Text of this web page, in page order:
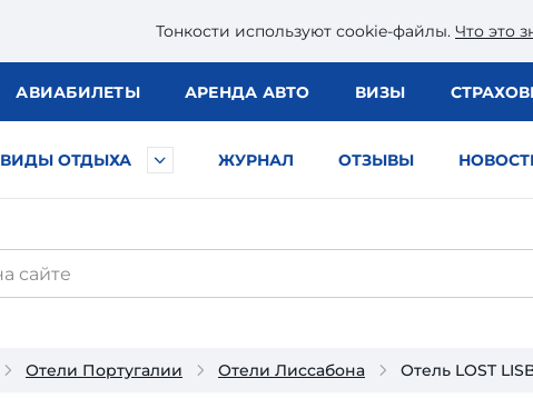
Тонкости используют сookie-файлы. Что это
АВИАБИЛЕТЫ АРЕНДА АВТО ВИЗЫ
ВИДЫ ОТДЫХА ЖУРНАЛ ОТЗЫВЫ
Отели Португалии Отели Лиссабона Отель LOST